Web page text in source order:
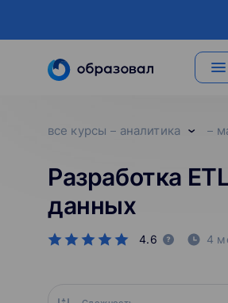
все курсы аналитика
Разработка
данных
4.6 4